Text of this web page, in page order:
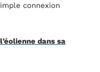
connexion
dans sa